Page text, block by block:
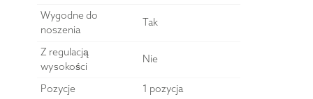
Wygodne do
noszenia
Tak
Z regulacją
wysokości
Nie
Pozycje
1 pozycja